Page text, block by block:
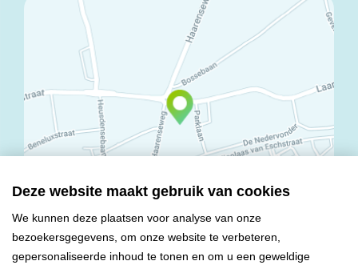
Deze website maakt gebruik van cookies
We kunnen deze plaatsen voor analyse van onze
bezoekersgegevens, om onze website te verbeteren,
gepersonaliseerde inhoud te tonen en om u een geweldige
© Copyright 2026 Mareco Sweet Creations BV